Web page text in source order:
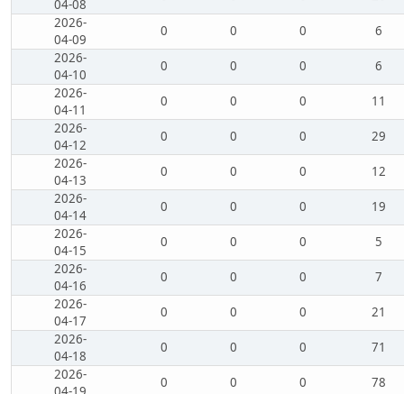
04-08
2026-
04-09
0 0 0
6
2026-
04-10
0 0 0
6
2026-
04-11
0 0 0
11
2026-
04-12
0 0 0
29
2026-
04-13
0 0 0
12
2026-
04-14
0 0 0
19
2026-
04-15
0 0 0
5
2026-
04-16
0 0 0
7
2026-
04-17
0 0 0
21
2026-
04-18
0 0 0
71
2026-
0 0 0
78